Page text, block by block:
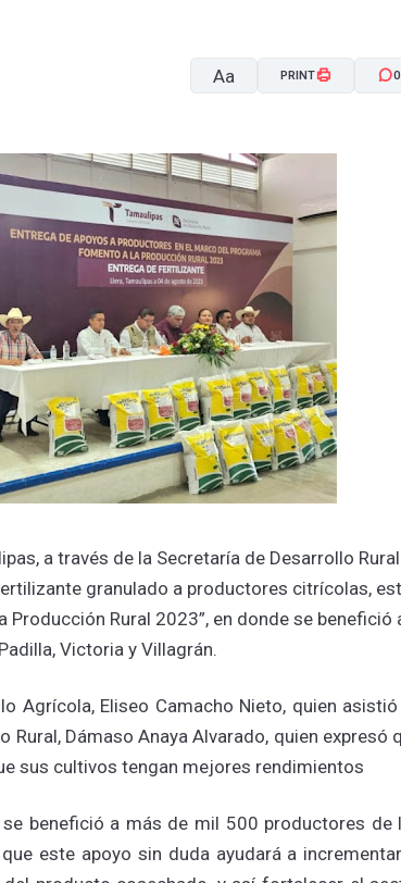
Aa
A-
PRINT 0
a través de la Secretaría de Desarrollo Rural
granulado a productores citrícolas,
Rural 2023”, en donde se benefició
Victoria y Villagrán.
Agrícola, Eliseo Camacho Nieto, quien asistió
Dámaso Anaya Alvarado, quien expresó
sus cultivos tengan mejores rendimientos
benefició a más de mil 500 productores de
este apoyo sin duda ayudará a